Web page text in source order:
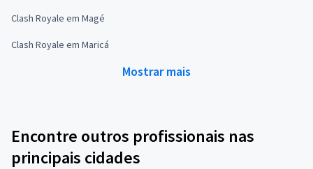
Clash Royale em Magé
Clash Royale em Maricá
Mostrar mais
Encontre outros profissionais nas
principais cidades